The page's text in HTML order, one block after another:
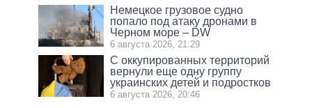
Немецкое грузовое судно
попало под атаку дронами в
Черном море – DW
6 августа 2026, 21:29
С оккупированных территорий
вернули еще одну группу
украинских детей и подростков
6 августа 2026, 20:46